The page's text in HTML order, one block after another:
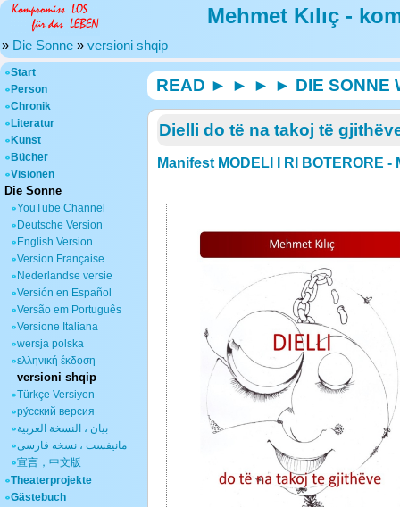
Mehmet Kılıç -
» Die Sonne » versioni shqip
Start
Person
Chronik
Literatur
Kunst
Bücher
Visionen
Die Sonne
YouTube Channel
Deutsche Version
English Version
Version Française
Nederlandse versie
Versión en Español
Versão em Português
Versione Italiana
wersja polska
ελληνική έκδοση
versioni shqip
Türkçe Versiyon
ру́сский версия
بيان ، النسخة العربية
مانیفست ، نسخه فارسی
宣言，中文版
Theaterprojekte
Gästebuch
READ ► ► ► ► DIE SONNE
Dielli do të na takoj të
Manifest MODELI I RI BOTERORE